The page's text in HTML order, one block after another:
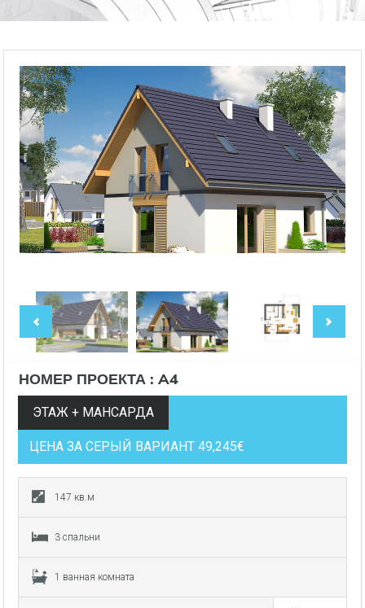
НОМЕР ПРОЕКТА : A4
ЭТАЖ + МАНСАРДА
ЦЕНА ЗА СЕРЫЙ ВАРИАНТ 49,245€
147 кв.м
3 спальни
1 ванная комната